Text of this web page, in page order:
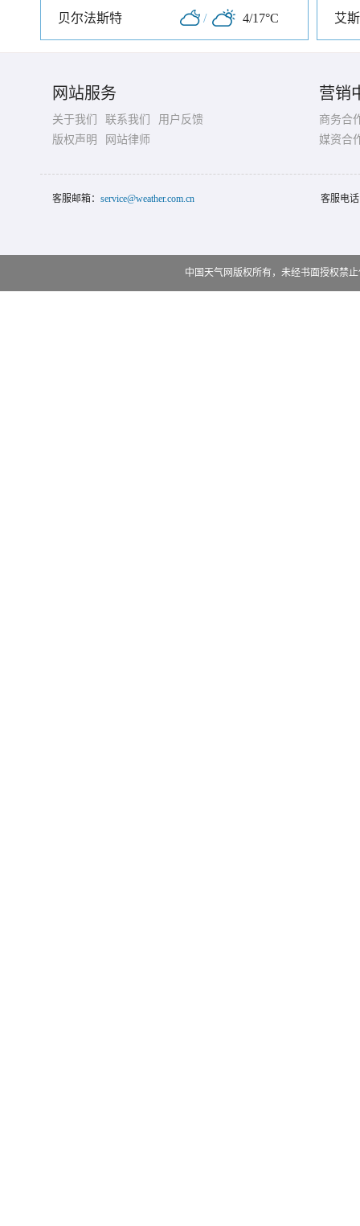
贝尔法斯特 / 4/17°C 艾
网站服务
关于我们 联系我们
用户反馈
版权声明
网站律师
营销
商务合
媒资合
客服邮箱： service@weather.com.cn 客服电
中国天气网版权所有，未经书面授权